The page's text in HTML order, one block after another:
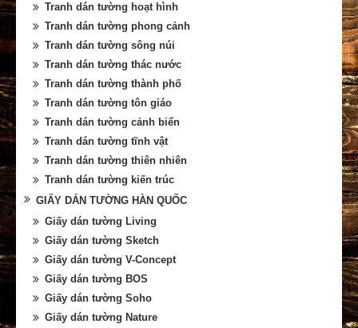
Tranh dán tường hoạt hình
Tranh dán tường phong cảnh
Tranh dán tường sông núi
Tranh dán tường thác nước
Tranh dán tường thành phố
Tranh dán tường tôn giáo
Tranh dán tường cảnh biển
Tranh dán tường tĩnh vật
Tranh dán tường thiên nhiên
Tranh dán tường kiến trúc
GIẤY DÁN TƯỜNG HÀN QUỐC
Giấy dán tường Living
Giấy dán tường Sketch
Giấy dán tường V-Concept
Giấy dán tường BOS
Giấy dán tường Soho
Giấy dán tường Nature